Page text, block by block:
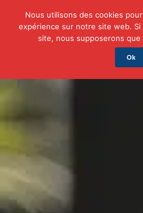
Auto/Moto
Nous utilisons des cookies
expérience sur notre site web.
site, nous supposerons
Ok